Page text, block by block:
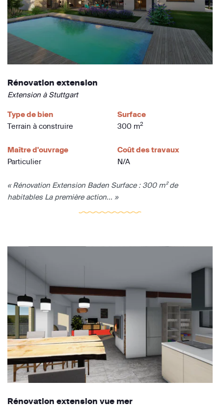
Rénovation extension
Extension à Stuttgart
Type de bien
Terrain à construire
Surface
300 m2
Maître d'ouvrage
Particulier
Coût des travaux
N/A
« Rénovation Extension Baden Surface : 300 m² de
habitables La première action... »
Rénovation extension vue mer